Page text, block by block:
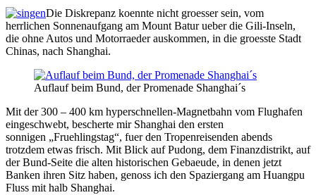
Die Diskrepanz koennte nicht groesser sein, vom
herrlichen Sonnenaufgang am Mount Batur ueber die Gili-Inseln,
die ohne Autos und Motorraeder auskommen, in die groesste Stadt
Chinas, nach Shanghai.
Auflauf beim Bund, der Promenade Shanghai´s
Mit der 300 – 400 km hyperschnellen-Magnetbahn vom Flughafen
eingeschwebt, bescherte mir Shanghai den ersten
sonnigen „Fruehlingstag“, fuer den Tropenreisenden abends
trotzdem etwas frisch. Mit Blick auf Pudong, dem Finanzdistrikt, auf
der Bund-Seite die alten historischen Gebaeude, in denen jetzt
Banken ihren Sitz haben, genoss ich den Spaziergang am Huangpu
Fluss mit halb Shanghai.